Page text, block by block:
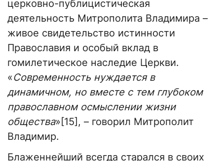
церковно-публицистическая
деятельность Митрополита Владимира –
живое свидетельство истинности
Православия и особый вклад в
гомилетическое наследие Церкви.
«Современность нуждается в
динамичном, но вместе с тем глубоком
православном осмыслении жизни
общества»[15], – говорил Митрополит
Владимир.
Блаженнейший всегда старался в своих